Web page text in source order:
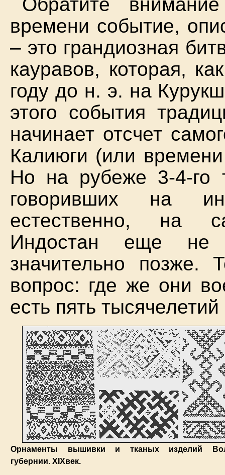
времени событие,
– это грандиозная
кауравов, которая,
году до н. э. на
этого события
начинает отсчет
Калиюги (или
Но на рубеже 3-4-го
говоривших на
естественно, на
Индостан еще
значительно позже.
вопрос: где же они
есть пять
Орнаменты вышивки и тканых изделий
губернии. XIXвек.